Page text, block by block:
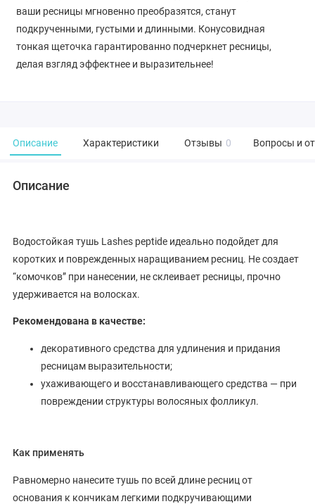
ваши ресницы мгновенно преобразятся, станут
подкрученными, густыми и длинными. Конусовидная
тонкая щеточка гарантированно подчеркнет ресницы,
делая взгляд эффектнее и выразительнее!
Описание Характеристики Отзывы 0 Вопросы и
Описание
Водостойкая тушь Lashes peptide идеально подойдет для
коротких и поврежденных наращиванием ресниц. Не создает
“комочков” при нанесении, не склеивает ресницы, прочно
удерживается на волосках.
Рекомендована в качестве:
декоративного средства для удлинения и придания
ресницам выразительности;
ухаживающего и восстанавливающего средства — при
повреждении структуры волосяных фолликул.
Как применять
Равномерно нанесите тушь по всей длине ресниц от
основания к кончикам легкими подкручивающими